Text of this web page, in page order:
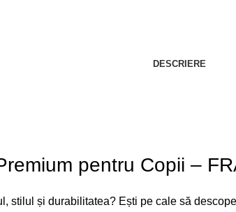
DESCRIERE
pentru Copii –
stilul și durabilitatea? Ești pe cale să